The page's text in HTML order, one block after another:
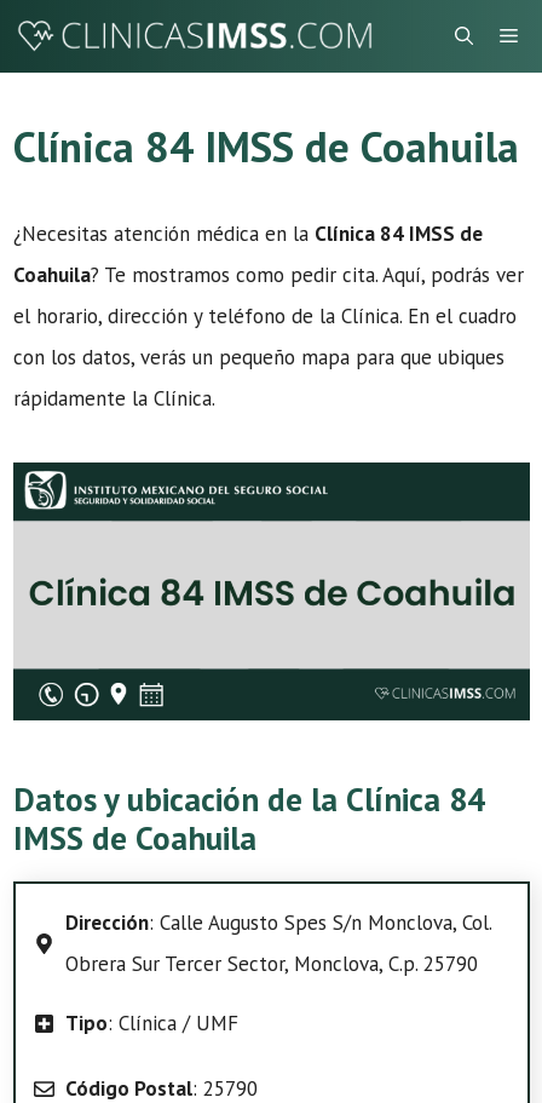
Saltar
Clínica 84 IMSS de Coahuila
¿Necesitas atención médica en la Clínica 84 IMSS de
Coahuila? Te mostramos como pedir cita. Aquí, podrás ver
el horario, dirección y teléfono de la Clínica. En el cuadro
con los datos, verás un pequeño mapa para que ubiques
rápidamente la Clínica.
Datos y ubicación de la Clínica 84
IMSS de Coahuila
Dirección: Calle Augusto Spes S/n Monclova, Col.
Obrera Sur Tercer Sector, Monclova, C.p. 25790
Tipo: Clínica / UMF
Código Postal: 25790